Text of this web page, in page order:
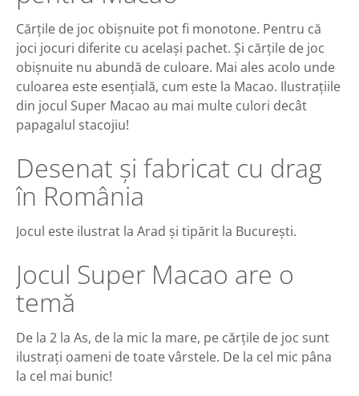
Cărțile de joc obișnuite pot fi monotone. Pentru că
joci jocuri diferite cu același pachet. Și cărțile de joc
obișnuite nu abundă de culoare. Mai ales acolo unde
culoarea este esențială, cum este la Macao. Ilustrațiile
din jocul Super Macao au mai multe culori decât
papagalul stacojiu!
Desenat și fabricat cu drag
în România
Jocul este ilustrat la Arad și tipărit la București.
Jocul Super Macao are o
temă
De la 2 la As, de la mic la mare, pe cărțile de joc sunt
ilustrați oameni de toate vârstele. De la cel mic pâna
la cel mai bunic!